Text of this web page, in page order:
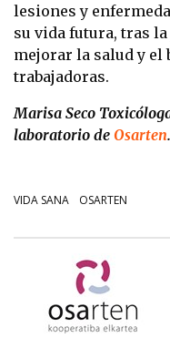
lesiones y
su vida futura, tras
mejorar la salud y el
trabajadoras.
Marisa Seco
laboratorio de Osarten.
VIDA SANA OSARTEN